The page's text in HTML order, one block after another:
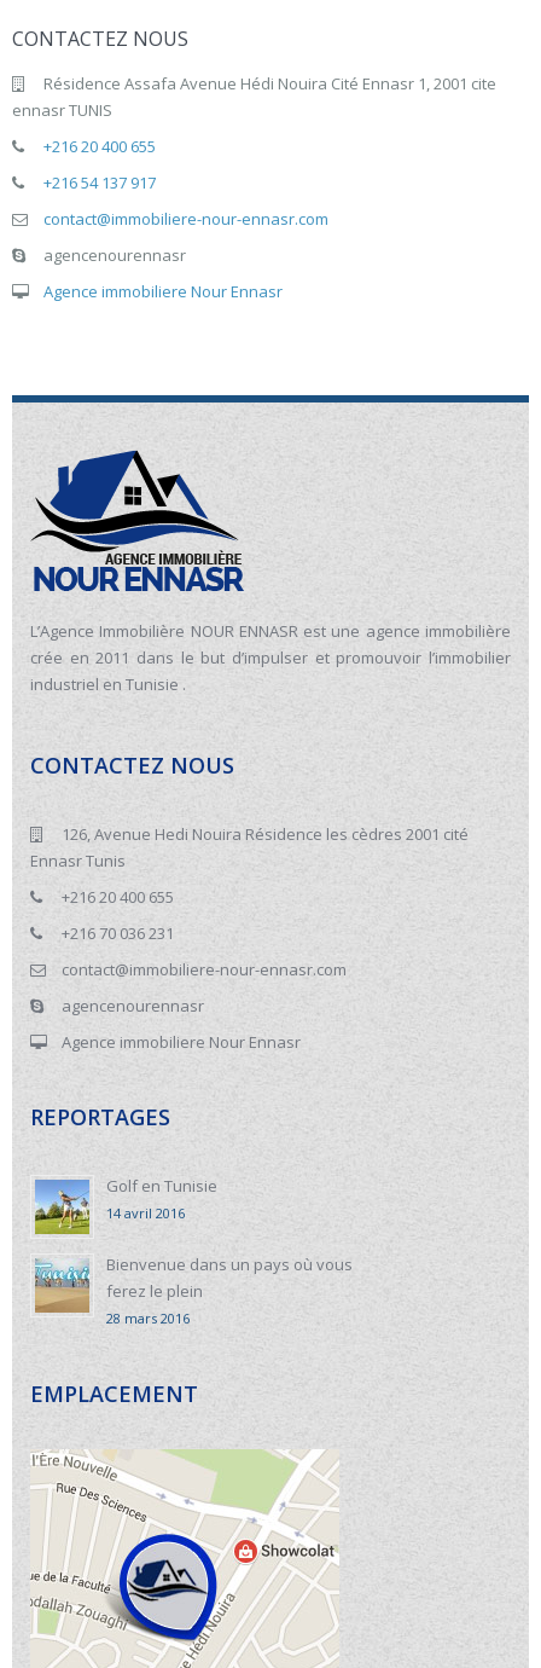
CONTACTEZ NOUS
Résidence Assafa Avenue Hédi Nouira Cité Ennasr 1, 2001 cite
ennasr TUNIS
+216 20 400 655
+216 54 137 917
contact@immobiliere-nour-ennasr.com
agencenourennasr
Agence immobiliere Nour Ennasr
L’Agence Immobilière NOUR ENNASR est une agence immobilière
crée en 2011 dans le but d’impulser et promouvoir l’immobilier
industriel en Tunisie .
CONTACTEZ NOUS
126, Avenue Hedi Nouira Résidence les cèdres 2001 cité
Ennasr Tunis
+216 20 400 655
+216 70 036 231
contact@immobiliere-nour-ennasr.com
agencenourennasr
Agence immobiliere Nour Ennasr
REPORTAGES
Golf en Tunisie
14 avril 2016
Bienvenue dans un pays où vous
ferez le plein
28 mars 2016
EMPLACEMENT